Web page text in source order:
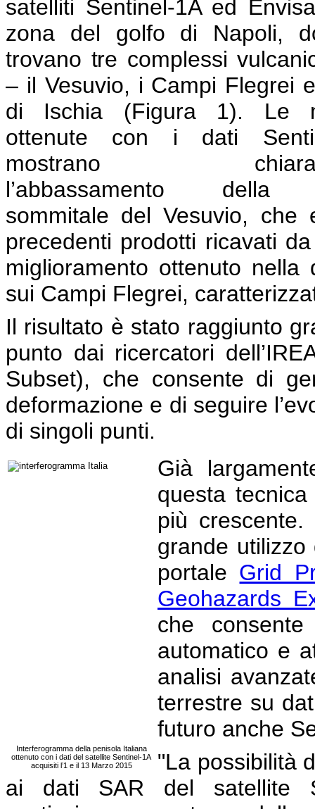
satelliti Sentinel-1A ed
zona del golfo di Napoli,
trovano tre complessi
– il Vesuvio, i Campi Flegrei
di Ischia (Figura 1). Le
ottenute con i dati
mostrano
l’abbassamento della
sommitale del Vesuvio,
precedenti prodotti ricavati
miglioramento ottenuto
sui Campi Flegrei,
Il risultato è stato raggiunto
punto dai ricercatori
Subset), che consente di
deformazione e di seguire
di singoli punti.
Interferogramma della penisola Italiana
ottenuto con i dati del satellite Sentinel-1A
acquisiti l’1 e il 13 Marzo 2015
Già
questa
più
grande
portale Grid
Geohazards
che
automatico e
analisi
terrestre su
futuro anche
"La possibilità
ai dati SAR del satellite